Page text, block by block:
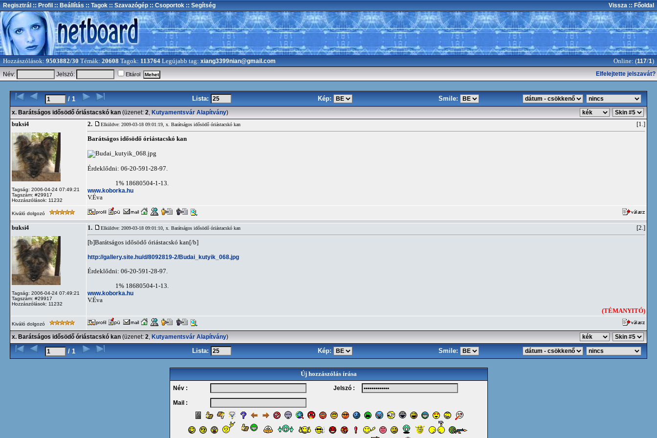
Regisztrál :: Profil :: Beállítás :: Tagok :: Szavazógép :: Csoportok :: Segítség Vissza :: Főoldal
Hozzászólások: 9503882/30 Témák: 20608 Tagok: 113764 Legújabb tag: xiang3399nian@gmail.com Online: (117/1)
Név: Jelszó: Eltárol Elfelejtette jelszavát?
/ 1 Lista: Kép: Smile:
x. Barátságos idősödő óriástacskó kan (üzenet: 2, Kutyamentsvár Alapítvány)
buksi4
Tagság: 2006-04-24 07:49:21
Tagszám: #29917
Hozzászólások: 11232
2. Elküldve: 2009-03-18 09:01:19, x. Barátságos idősödő óriástacskó kan [1.]
Barátságos idősödő óriástacskó kan
Érdeklődni: 06-20-591-28-97.
1% 18680504-1-13.
www.koborka.hu
V.Éva
Kiváló dolgozó
buksi4
Tagság: 2006-04-24 07:49:21
Tagszám: #29917
Hozzászólások: 11232
1. Elküldve: 2009-03-18 09:01:10, x. Barátságos idősödő óriástacskó kan [2.]
[b]Barátságos idősödő óriástacskó kan[/b]
http://gallery.site.hu/d/8092819-2/Budai_kutyik_068.jpg
Érdeklődni: 06-20-591-28-97.
1% 18680504-1-13.
www.koborka.hu
V.Éva
(TÉMANYITÓ)
Kiváló dolgozó
x. Barátságos idősödő óriástacskó kan (üzenet: 2, Kutyamentsvár Alapítvány)
/ 1 Lista: Kép: Smile:
Új hozzászólás írása
Név : Jelszó :
Mail :